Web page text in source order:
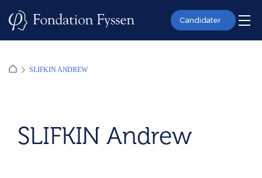
Candidater
SLIFKIN ANDREW
SLIFKIN Andrew